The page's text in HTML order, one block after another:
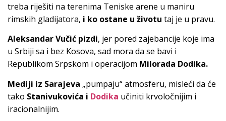
treba riješiti na terenima Teniske arene u maniru
rimskih gladijatora, i ko ostane u životu taj je u pravu.
Aleksandar Vučić pizdi, jer pored zajebancije koje ima
u Srbiji sa i bez Kosova, sad mora da se bavi i
Republikom Srpskom i operacijom Milorada Dodika.
Mediji iz Sarajeva „pumpaju“ atmosferu, misleći da će
tako Stanivukovića i Dodika učiniti krvoločnijim i
iracionalnijim.